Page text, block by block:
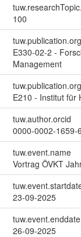
100
E330-02-2 -
Management
E210 - Institut für
tuw.author.orcid
0000-0002-1659-
tuw.event.name
Vortrag ÖVKT
23-09-2025
tuw.event.enddate
26-09-2025